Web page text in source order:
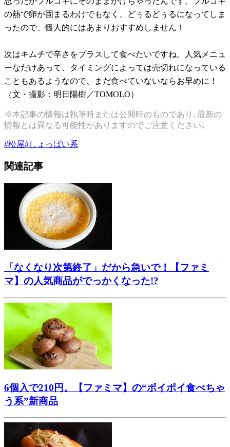
の熱で卵が固まるわけでもなく、どぅるどぅるになってしま
ったので、個人的にはあまりおすすめしません！
次はキムチで辛さをプラスして食べたいですね。人気メニュ
ーなだけあって、タイミングによっては売切れになっている
こともあるようなので、まだ食べていないならお早めに！
（文・撮影：明日陽樹／TOMOLO）
※本記事の情報は執筆時または公開時のものであり､最新の
情報とは異なる可能性がありますのでご注意ください｡
#松屋#しょっぱい系
関連記事
「なくなり次第終了」だから急いで！【ファミ
マ】の人気商品がでっかくなった!?
6個入で210円。【ファミマ】の“ポイポイ食べちゃ
う系”新商品